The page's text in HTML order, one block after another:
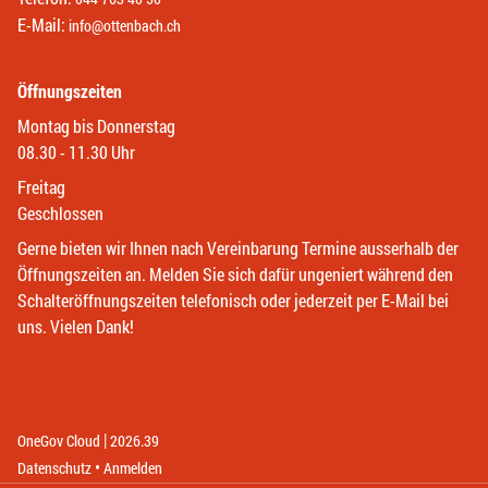
E-Mail: info@ottenbach.ch
Öffnungszeiten
Montag bis Donnerstag
08.30 - 11.30 Uhr
Freitag
Geschlossen
Gerne bieten wir Ihnen nach Vereinbarung Termine ausserhalb der
Öffnungszeiten an. Melden Sie sich dafür ungeniert während den
Schalteröffnungszeiten telefonisch oder jederzeit per E-Mail bei
uns. Vielen Dank!
OneGov Cloud (External Link)
|2026.39
Datenschutz (External Link)
Anmelden